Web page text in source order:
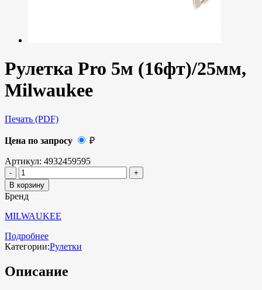
Рулетка Pro 5м (16фт)/25мм,
Milwaukee
Печать (PDF)
Цена по запросу ₽
Артикул: 4932459595
В корзину
Бренд
MILWAUKEE
Подробнее
Категории:Рулетки
Описание